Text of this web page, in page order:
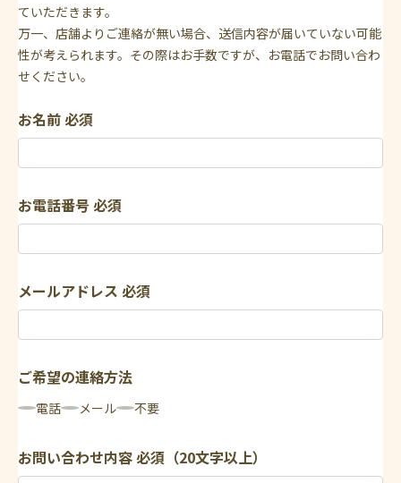
ていただきます。
万一、店舗よりご連絡が無い場合、送信内容が届いていない可能
性が考えられます。その際はお手数ですが、お電話でお問い合わ
せください。
お名前必須
お電話番号必須
メールアドレス 必須
ご希望の連絡方法
電話 メール 不要
お問い合わせ内容必須（20文字以上）